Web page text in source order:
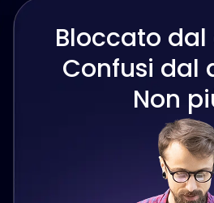
Bloccato
Confusi dal
Non